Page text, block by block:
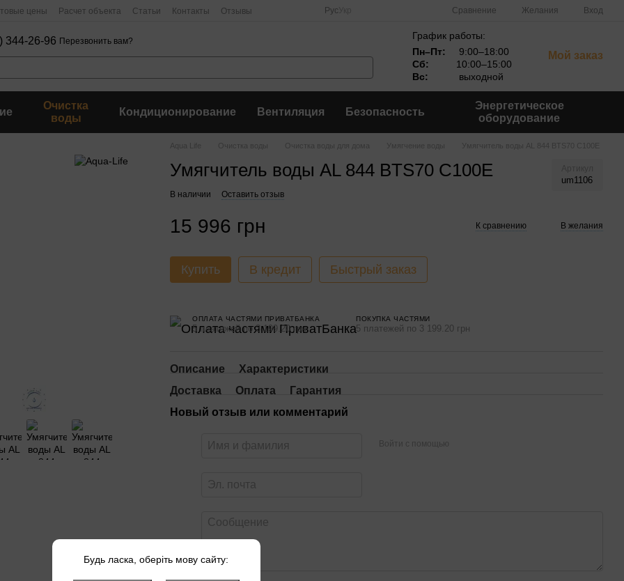
цены Расчет объекта Статьи Контакты Отзывы Рус Сравнение Желания Вход
344-26-96 Перезвонить вам?
График работы:
Пн–Пт:
9:00–18:00
Сб:
10:00–15:00
Вс:
выходной
Мой заказ
Очистка
воды
Кондиционирование Вентиляция Безопасность
Энергетическое
оборудование
Aqua Life Очистка воды Очистка воды для дома Умягчение воды Умягчитель воды AL 844 BTS70 C100E
Умягчитель воды AL 844 BTS70 C100E um1106
В наличии Оставить отзыв
15 996 грн К сравнению В желания
Купить В кредит Быстрый заказ
ОПЛАТА ЧАСТЯМИ ПРИВАТБАНКА
5 платежей по 3 199.20 грн
ПОКУПКА ЧАСТЯМИ
5 платежей по 3 199.20 грн
Описание
Характеристики
Доставка
Оплата
Гарантия
Новый отзыв или комментарий
Войти с помощью
Будь ласка, оберіть мову сайту: